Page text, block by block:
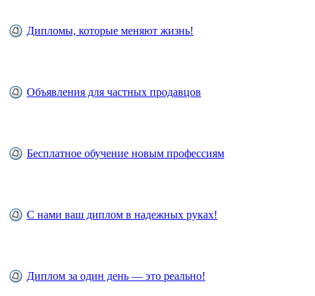
Дипломы, которые меняют жизнь!
Объявления для частных продавцов
Бесплатное обучение новым профессиям
С нами ваш диплом в надежных руках!
Диплом за один день — это реально!